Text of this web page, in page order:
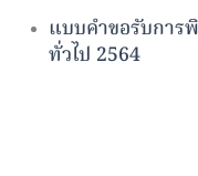
แบบคำขอรับการ
ทั่วไป 2564